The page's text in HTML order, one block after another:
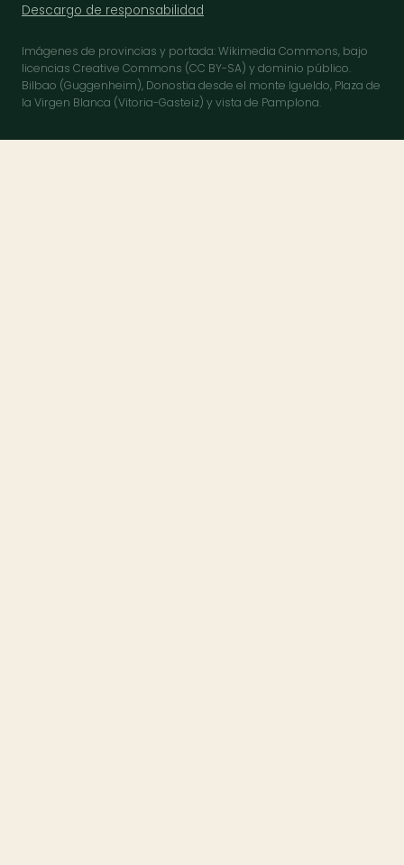
Descargo de responsabilidad
Imágenes de provincias y portada: Wikimedia Commons, bajo
licencias Creative Commons (CC BY-SA) y dominio público.
Bilbao (Guggenheim), Donostia desde el monte Igueldo, Plaza de
la Virgen Blanca (Vitoria-Gasteiz) y vista de Pamplona.